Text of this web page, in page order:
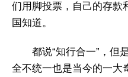
们用脚投票，自己的存款
国知道。
都说“知行合一”，但
全不统一也是当今的一大